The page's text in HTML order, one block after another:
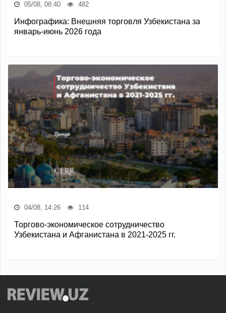
05/08, 08:40 482
Инфографика: Внешняя торговля Узбекистана за
январь-июнь 2026 года
04/08, 14:26 114
Торгово-экономическое сотрудничество
Узбекистана и Афганистана в 2021-2025 гг.